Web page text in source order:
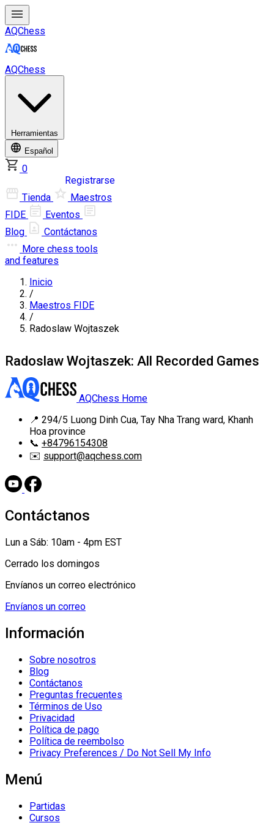
AQChess
AQChess
Herramientas
Español
0
Registrarse
Tienda
Maestros
FIDE
Eventos
Blog
Contáctanos
More chess tools
and features
Inicio
/
Maestros FIDE
/
Radoslaw Wojtaszek
Radoslaw Wojtaszek: All Recorded Games
AQChess Home
📍 294/5 Luong Dinh Cua, Tay Nha Trang ward, Khanh
Hoa province
📞 +84796154308
✉️ support@aqchess.com
Contáctanos
Lun a Sáb: 10am - 4pm EST
Cerrado los domingos
Envíanos un correo electrónico
Envíanos un correo
Información
Sobre nosotros
Blog
Contáctanos
Preguntas frecuentes
Términos de Uso
Privacidad
Política de pago
Política de reembolso
Privacy Preferences / Do Not Sell My Info
Menú
Partidas
Cursos